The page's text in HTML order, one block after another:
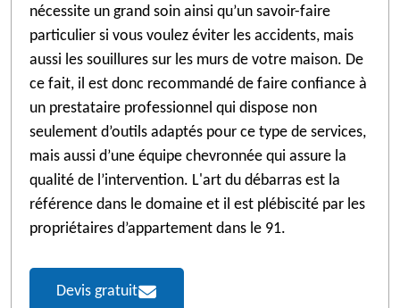
nécessite un grand soin ainsi qu’un savoir-faire
particulier si vous voulez éviter les accidents, mais
aussi les souillures sur les murs de votre maison. De
ce fait, il est donc recommandé de faire confiance à
un prestataire professionnel qui dispose non
seulement d’outils adaptés pour ce type de services,
mais aussi d’une équipe chevronnée qui assure la
qualité de l’intervention. L'art du débarras est la
référence dans le domaine et il est plébiscité par les
propriétaires d’appartement dans le 91.
Devis gratuit